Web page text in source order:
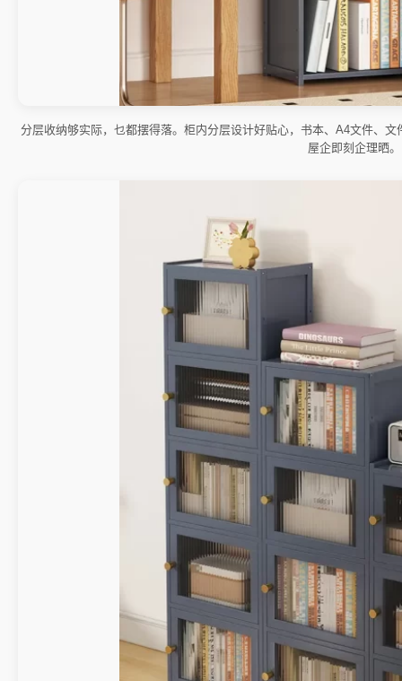
分层收纳够实际，乜都摆得落。柜内分层设计好贴心，书本、A4文件、
屋企即刻企理晒。